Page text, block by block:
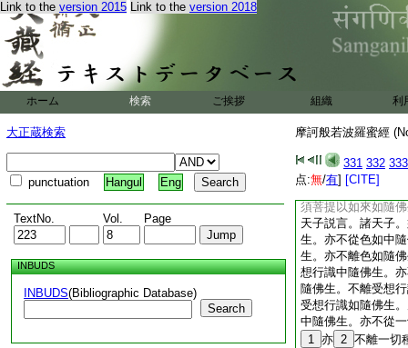
Link to the version 2015 Link to the version 2018
ホーム 検索 ご挨拶 組織 利
大正蔵検索
punctuation Hangul Eng
TextNo. Vol. Page
INBUDS
INBUDS(Bibliographic Database)
Search
摩訶般若波羅蜜經
331 332 333
点:無/有] [CITE]
來如。受想行識如
如如來如。＊一如
者見者如如來如。
波羅蜜如。乃至般
訶薩得是如故名爲
時。是三千大千世
西沒西＊踊東沒。
央＊踊四邊沒。四
子諸色天子。以天
散須菩提上。白佛
須菩提以如來如隨
天子説言。諸天子
生。亦不從色如中
生。亦不離色如隨
想行識中隨佛生。
隨佛生。不離受想
受想行識如隨佛生
中隨佛生。亦不從
1 亦 2 不離一切